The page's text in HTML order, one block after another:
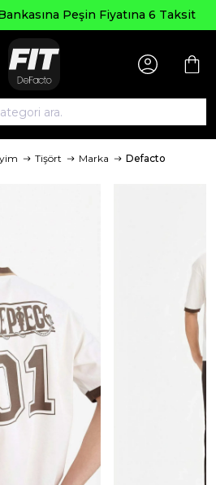
Peşin Fiyatına 6 Taksit
Tişört Marka Defacto